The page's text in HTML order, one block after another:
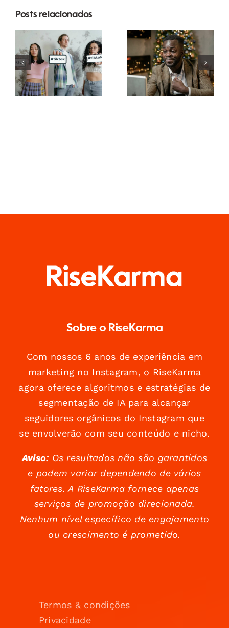
Posts relacionados
Melhores
aplicativos
de edição
de vídeo
para criar
obras-
Como
ocultar
seguidores
no LinkedIn
para manter
a
Sobre o RiseKarma
Com nossos 6 anos de experiência em
marketing no Instagram, o RiseKarma
agora oferece algoritmos e estratégias de
segmentação de IA para alcançar
seguidores orgânicos do Instagram que
se envolverão com seu conteúdo e nicho.
Aviso:Os resultados não são garantidos
e podem variar dependendo de vários
fatores. A RiseKarma fornece apenas
serviços de promoção direcionada.
Nenhum nível específico de engajamento
ou crescimento é prometido.
Termos & condições
Privacidade